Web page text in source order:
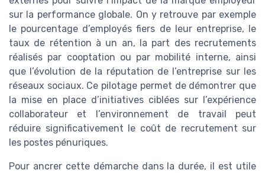
sur la performance globale. On y retrouve par exemple
le pourcentage d’employés fiers de leur entreprise, le
taux de rétention à un an, la part des recrutements
réalisés par cooptation ou par mobilité interne, ainsi
que l’évolution de la réputation de l’entreprise sur les
réseaux sociaux. Ce pilotage permet de démontrer que
la mise en place d’initiatives ciblées sur l’expérience
collaborateur et l’environnement de travail peut
réduire significativement le coût de recrutement sur
les postes pénuriques.
Pour ancrer cette démarche dans la durée, il est utile